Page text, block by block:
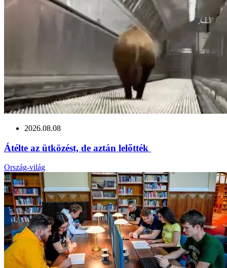
2026.08.08
Átélte az ütközést, de aztán lelőtték
Ország-világ